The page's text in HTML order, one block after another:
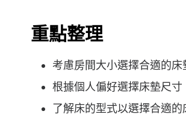
重點整理
考慮房間大小選擇合適的床
根據個人偏好選擇床墊尺寸
了解床的型式以選擇合適的